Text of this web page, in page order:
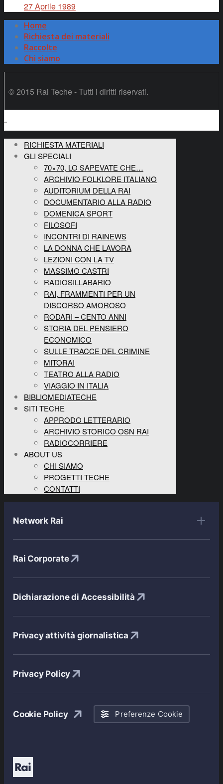
27 Aprile 1989
Home
Richiesta dei materiali
Raccolte
Chi siamo
© 2015 Rai Teche - Tutti i diritti riservati.
RICHIESTA MATERIALI
GLI SPECIALI
70×70, LO SAPEVATE CHE…
ARCHIVIO FOLKLORE ITALIANO
AUDITORIUM DELLA RAI
DOCUMENTARIO ALLA RADIO
DOMENICA SPORT
FILOSOFI
INCONTRI DI RAINEWS
LA DONNA CHE LAVORA
LEZIONI CON LA TV
MASSIMO CASTRI
RADIOSILLABARIO
RAI, FRAMMENTI PER UN
DISCORSO AMOROSO
RODARI – CENTO ANNI
STORIA DEL PENSIERO
ECONOMICO
SULLE TRACCE DEL CRIMINE
MITORAI
TEATRO ALLA RADIO
VIAGGIO IN ITALIA
BIBLIOMEDIATECHE
SITI TECHE
APPRODO LETTERARIO
ARCHIVIO STORICO OSN RAI
RADIOCORRIERE
ABOUT US
CHI SIAMO
PROGETTI TECHE
CONTATTI